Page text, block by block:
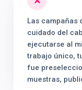
Las campañas
cuidado del
ejecutarse al
trabajo único,
fue
muestras,